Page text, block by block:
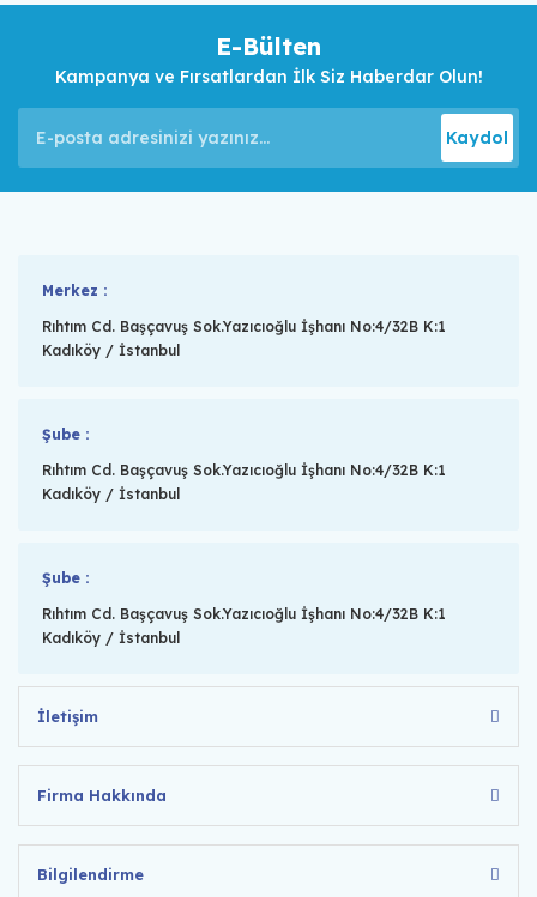
E-Bülten
Kampanya ve Fırsatlardan İlk Siz Haberdar Olun!
Kaydol
Merkez :
Rıhtım Cd. Başçavuş Sok.Yazıcıoğlu İşhanı No:4/32B K:1
Kadıköy / İstanbul
Şube :
Rıhtım Cd. Başçavuş Sok.Yazıcıoğlu İşhanı No:4/32B K:1
Kadıköy / İstanbul
Şube :
Rıhtım Cd. Başçavuş Sok.Yazıcıoğlu İşhanı No:4/32B K:1
Kadıköy / İstanbul
İletişim
Firma Hakkında
Bilgilendirme